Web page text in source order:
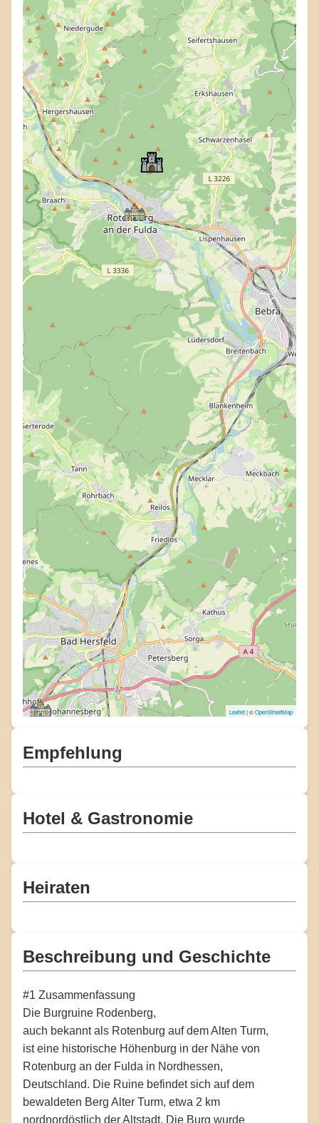
Leaflet| ©OpenStreetMap
Empfehlung
Hotel & Gastronomie
Heiraten
Beschreibung und Geschichte
#1 Zusammenfassung
Die Burgruine Rodenberg,
auch bekannt als Rotenburg auf dem Alten Turm,
ist eine historische Höhenburg in der Nähe von
Rotenburg an der Fulda in Nordhessen,
Deutschland. Die Ruine befindet sich auf dem
bewaldeten Berg Alter Turm, etwa 2 km
nordnordöstlich der Altstadt. Die Burg wurde